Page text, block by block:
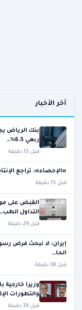
آخر الأخبار
ربعي 6.5%…
قبل 15 دقيقة
«الإحصاء»: تراجع الإنتاج الصناعي
قبل 15 دقيقة
القبض على
التداول الطب…
قبل 29 دقيقة
إيران: لا نبحث فرض
الحا…
قبل 38 دقيقة
وزيرا خارجية
والتطورات
قبل 39 دقيقة